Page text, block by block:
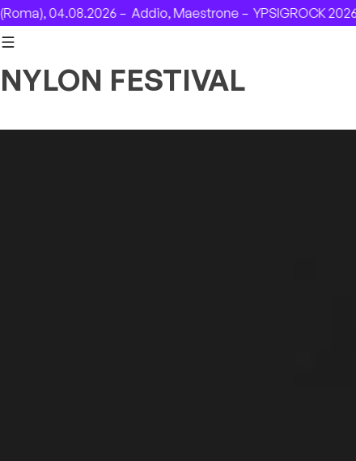
Skip to content
04.08.2026 –Addio, Maestrone –YPSIGROCK 2026:
NYLON FESTIVAL